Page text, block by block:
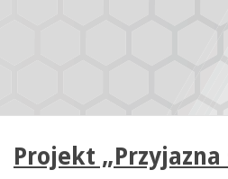
Projekt „Przyjazna